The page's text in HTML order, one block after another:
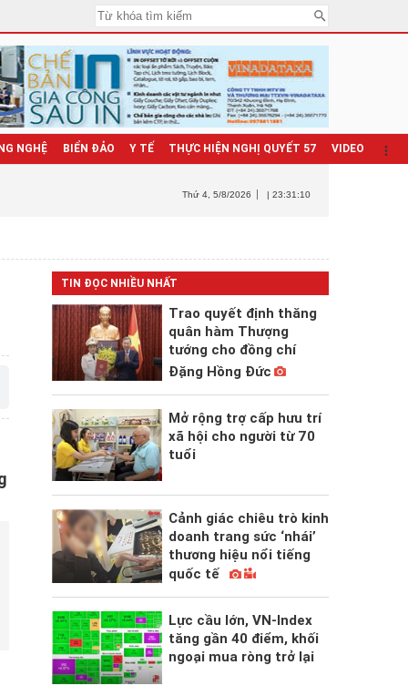
NGHỆ BIỂN ĐẢO Y TẾ THỰC HIỆN NGHỊ QUYẾT 57 VIDEO
Thứ 4 , 5/8/2026 | 23:31:12
TIN ĐỌC NHIỀU NHẤT
Trao quyết định thăng
quân hàm Thượng
tướng cho đồng chí
Đặng Hồng Đức
Mở rộng trợ cấp hưu trí
xã hội cho người từ 70
tuổi
Cảnh giác chiêu trò kinh
doanh trang sức ‘nhái’
thương hiệu nổi tiếng
quốc tế
Lực cầu lớn, VN-Index
tăng gần 40 điểm, khối
ngoại mua ròng trở lại